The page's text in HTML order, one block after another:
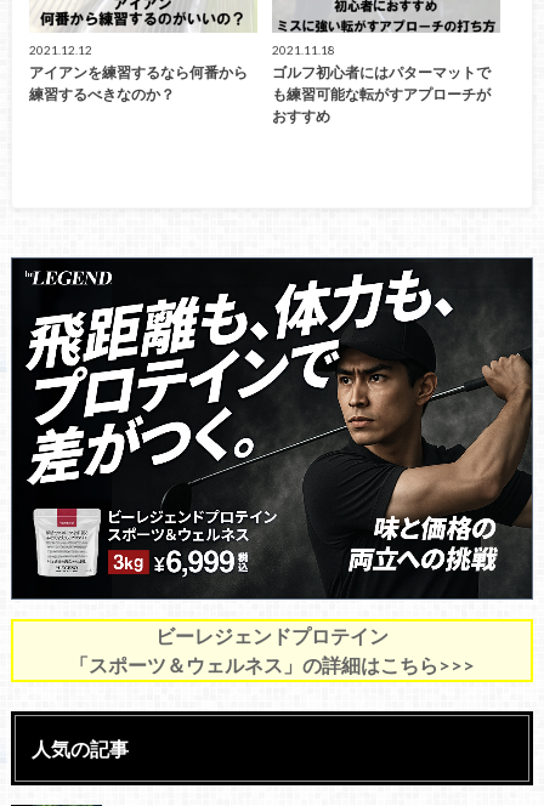
2021.12.12
アイアンを練習するなら何番から
練習するべきなのか？
2021.11.18
ゴルフ初心者にはパターマットで
も練習可能な転がすアプローチが
おすすめ
ビーレジェンドプロテイン
「スポーツ＆ウェルネス」の詳細はこちら>>>
人気の記事